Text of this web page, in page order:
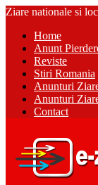
Ziare nationale si
Home
Anunt
Reviste
Stiri Romania
Anunturi
Anunturi
Contact